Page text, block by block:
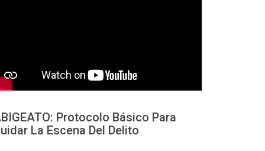
Protocolo Básico Para
La Escena Del Delito